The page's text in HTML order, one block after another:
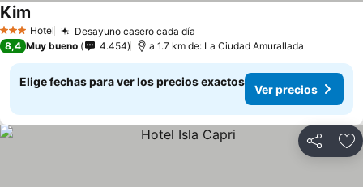
3 Estrellas
Hotel Desayuno casero cada día
Kim
8,4 Muy bueno 4.454 a 1.7 km de: La Ciudad Amurallada
Elige fechas para ver los precios exactos
Ver precios
Compartir